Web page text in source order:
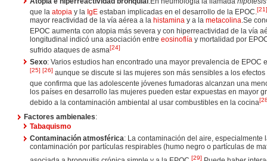
que la atopia y la IgE estaban implicadas en el desarrollo de la EPOC.[21]
mayor reactividad de la vía aérea a la histamina y a la metacolina.Se
EPOC aumenta con atopia más severa y con hiperreactividad de la vía
longitudinal indicó una asociación entre eosinoflía y mortalidad por
sufrido ataques de asma[24]
Sexo: Varios estudios han encontrado una mayor prevalencia de EPOC
[25] [26] aunque se discute si las mujeres son más sensibles a los
que confirma que las adolescente jóvenes fumadoras alcanzan una
los países en desarrollo las mujeres pueden estar expuestas en mayor
debido a la contaminación ambiental al usar combustibles en la cocina[
Factores ambienales:
Tabaquismo
Contaminación atmosférica: La contaminación del aire, especialmente
contaminación por partículas respirables (humo negro o partículas de
[29]